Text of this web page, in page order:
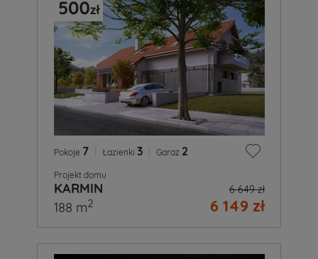
Pokoje 7 Łazienki 3 Garaż 2
Projekt domu
KARMIN 6 649 zł
6 149 zł
188 m2